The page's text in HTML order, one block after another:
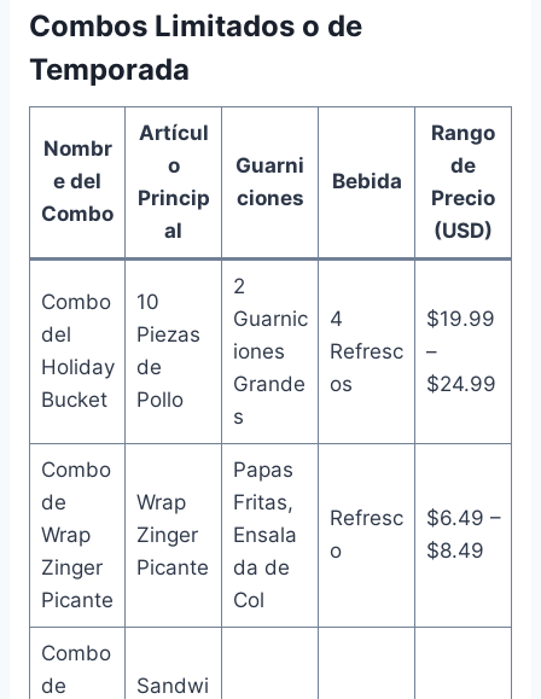
Combos Limitados o de
Temporada
Nombr
e del
Combo
Artícul
o
Princip
al
Guarni
ciones
Bebida
Rango
de
Precio
(USD)
Combo
del
Holiday
Bucket
10
Piezas
de
Pollo
2
Guarnic
iones
Grande
s
4
Refresc
os
$19.99
–
$24.99
Combo
de
Wrap
Zinger
Picante
Wrap
Zinger
Picante
Papas
Fritas,
Ensala
da de
Col
Refresc
o
$6.49 –
$8.49
Combo
de
Sandwi